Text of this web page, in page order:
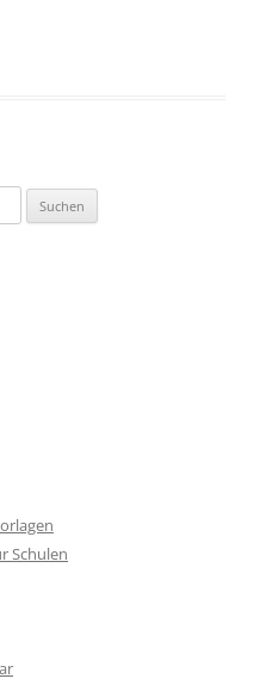
Schulen